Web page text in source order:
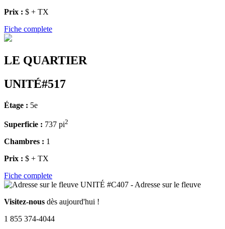
Prix : $ + TX
Fiche complete
LE QUARTIER
UNITÉ#517
Étage : 5e
Superficie : 737 pi2
Chambres : 1
Prix : $ + TX
Fiche complete
Visitez-nous dès aujourd'hui !
1 855 374-4044